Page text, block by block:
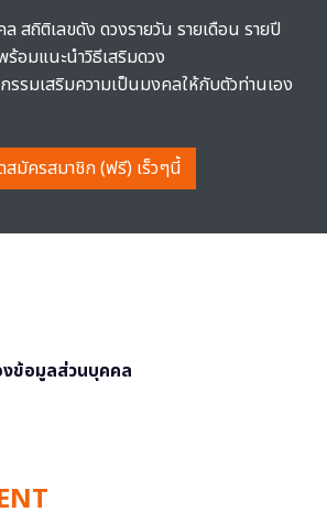
สถิติเลขดัง ดวงรายวัน รายเดือน รายปี
ร้อมแนะนำวิธีเสริมดวง
รรมเสริมความเป็นมงคลให้กับตัวท่านเอง
สมัครสมาชิก (ฟรี) เร็วๆนี้
ข้อมูลส่วนบุคคล